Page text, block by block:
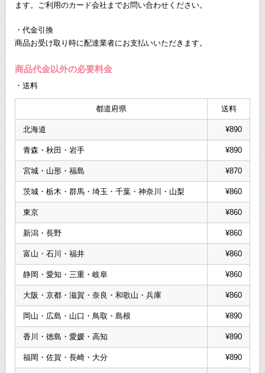
ます。ご利用のカード会社までお問い合わせください。
・代金引換
商品お受け取り時に配達業者にお支払いいただきます。
商品代金以外の必要料金
・送料
都道府県 送料
北海道 ¥890
青森・秋田・岩手 ¥890
宮城・山形・福島 ¥870
茨城・栃木・群馬・埼玉・千葉・神奈川・山梨 ¥860
東京 ¥860
新潟・長野 ¥860
富山・石川・福井 ¥860
静岡・愛知・三重・岐阜 ¥860
大阪・京都・滋賀・奈良・和歌山・兵庫 ¥860
岡山・広島・山口・鳥取・島根 ¥890
香川・徳島・愛媛・高知 ¥890
福岡・佐賀・長崎・大分 ¥890